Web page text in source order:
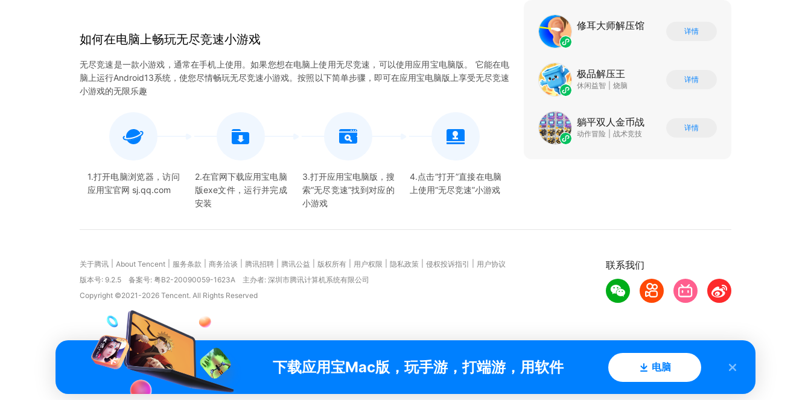
如何在电脑上畅玩无尽竞速小游戏
无尽竞速是一款小游戏，通常在手机上使用。如果您想在电脑上使用无尽竞速，可以使用应用宝电脑版。 它能在电
脑上运行Android13系统，使您尽情畅玩无尽竞速小游戏。按照以下简单步骤，即可在应用宝电脑版上享受无尽竞速
小游戏的无限乐趣
1.打开电脑浏览器，访问
应用宝官网 sj.qq.com
2.在官网下载应用宝电脑
版exe文件，运行并完成
安装
3.打开应用宝电脑版，搜
索“无尽竞速”找到对应的
小游戏
4.点击“打开”直接在电脑
上使用“无尽竞速”小游戏
修耳大师解压馆 详情
极品解压王
休闲益智 烧脑
详情
躺平双人金币战
动作冒险 战术竞技
详情
联系我们
关于腾讯 About Tencent 服务条款 商务洽谈 腾讯招聘 腾讯公益 版权所有 用户权限 隐私政策 侵权投诉指引
用户协议
版本号: 9.2.5 备案号: 粤B2-20090059-1623A
主办者: 深圳市腾讯计算机系统有限公司
Copyright ©2021-2026 Tencent. All Rights Reserved
下载应用宝Mac版，玩手游，打端游，用软件 电脑